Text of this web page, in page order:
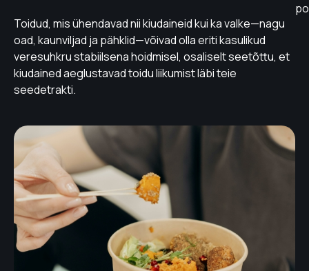
Toidud, mis ühendavad nii kiudaineid kui ka valke—nagu
oad, kaunviljad ja pähklid—võivad olla eriti kasulikud
veresuhkru stabiilsena hoidmisel, osaliselt seetõttu, et
kiudained aeglustavad toidu liikumist läbi teie
seedetrakti.